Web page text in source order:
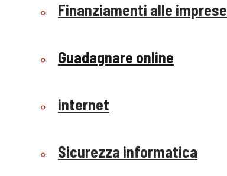
Finanziamenti alle imprese
Guadagnare online
internet
Sicurezza informatica